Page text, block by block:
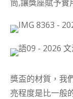
筒,讓獎座賦予實
獎盃的材質，我
亮程度是比一般